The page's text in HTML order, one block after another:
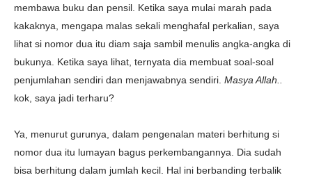
membawa buku dan pensil. Ketika saya mulai marah pada
kakaknya, mengapa malas sekali menghafal perkalian, saya
lihat si nomor dua itu diam saja sambil menulis angka-angka di
bukunya. Ketika saya lihat, ternyata dia membuat soal-soal
penjumlahan sendiri dan menjawabnya sendiri. Masya Allah..
kok, saya jadi terharu?
Ya, menurut gurunya, dalam pengenalan materi berhitung si
nomor dua itu lumayan bagus perkembangannya. Dia sudah
bisa berhitung dalam jumlah kecil. Hal ini berbanding terbalik